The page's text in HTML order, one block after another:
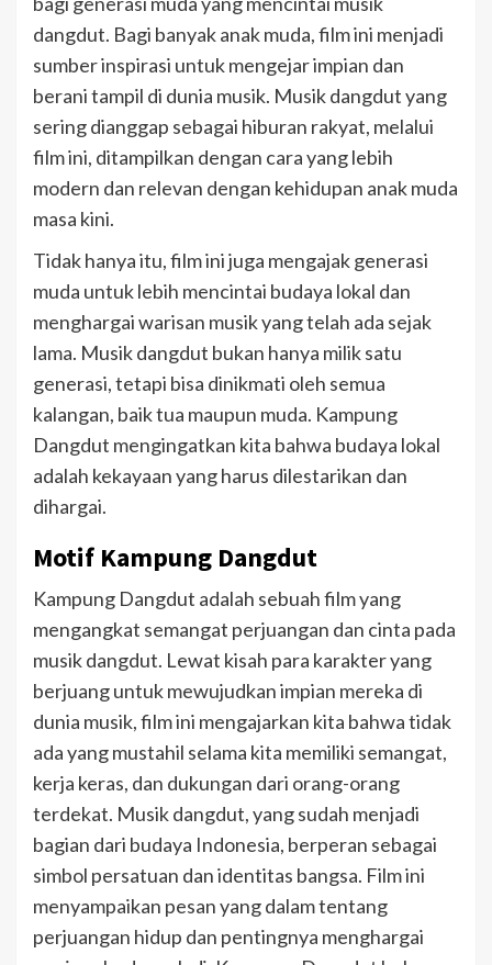
dangdut. Bagi banyak anak muda, film ini menjadi
sumber inspirasi untuk mengejar impian dan
berani tampil di dunia musik. Musik dangdut yang
sering dianggap sebagai hiburan rakyat, melalui
film ini, ditampilkan dengan cara yang lebih
modern dan relevan dengan kehidupan anak muda
masa kini.
Tidak hanya itu, film ini juga mengajak generasi
muda untuk lebih mencintai budaya lokal dan
menghargai warisan musik yang telah ada sejak
lama. Musik dangdut bukan hanya milik satu
generasi, tetapi bisa dinikmati oleh semua
kalangan, baik tua maupun muda. Kampung
Dangdut mengingatkan kita bahwa budaya lokal
adalah kekayaan yang harus dilestarikan dan
dihargai.
Motif Kampung Dangdut
Kampung Dangdut adalah sebuah film yang
mengangkat semangat perjuangan dan cinta pada
musik dangdut. Lewat kisah para karakter yang
berjuang untuk mewujudkan impian mereka di
dunia musik, film ini mengajarkan kita bahwa tidak
ada yang mustahil selama kita memiliki semangat,
kerja keras, dan dukungan dari orang-orang
terdekat. Musik dangdut, yang sudah menjadi
bagian dari budaya Indonesia, berperan sebagai
simbol persatuan dan identitas bangsa. Film ini
menyampaikan pesan yang dalam tentang
perjuangan hidup dan pentingnya menghargai